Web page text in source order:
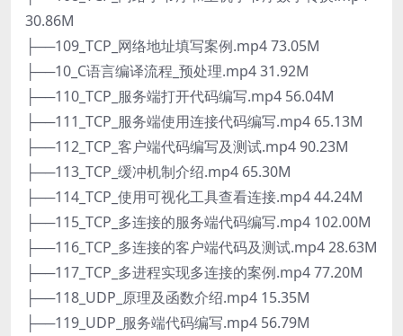
30.86M
├──109_TCP_网络地址填写案例.mp4 73.05M
├──10_C语言编译流程_预处理.mp4 31.92M
├──110_TCP_服务端打开代码编写.mp4 56.04M
├──111_TCP_服务端使用连接代码编写.mp4 65.13M
├──112_TCP_客户端代码编写及测试.mp4 90.23M
├──113_TCP_缓冲机制介绍.mp4 65.30M
├──114_TCP_使用可视化工具查看连接.mp4 44.24M
├──115_TCP_多连接的服务端代码编写.mp4 102.00M
├──116_TCP_多连接的客户端代码及测试.mp4 28.63M
├──117_TCP_多进程实现多连接的案例.mp4 77.20M
├──118_UDP_原理及函数介绍.mp4 15.35M
├──119_UDP_服务端代码编写.mp4 56.79M